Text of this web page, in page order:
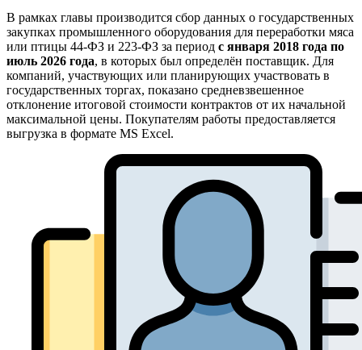
В рамках главы производится сбор данных о государственных
закупках промышленного оборудования для переработки мяса
или птицы 44-ФЗ и 223-ФЗ за период с января 2018 года по
июль 2026 года, в которых был определён поставщик. Для
компаний, участвующих или планирующих участвовать в
государственных торгах, показано средневзвешенное
отклонение итоговой стоимости контрактов от их начальной
максимальной цены. Покупателям работы предоставляется
выгрузка в формате MS Excel.